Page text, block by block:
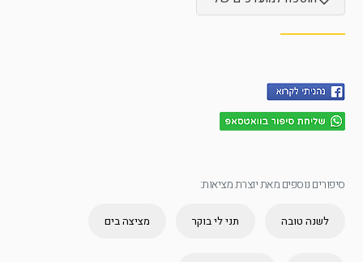
סיפורים נוספים מאת יוצרת מציאות:
לשנה טובה תני לי בוקר מציצה בים